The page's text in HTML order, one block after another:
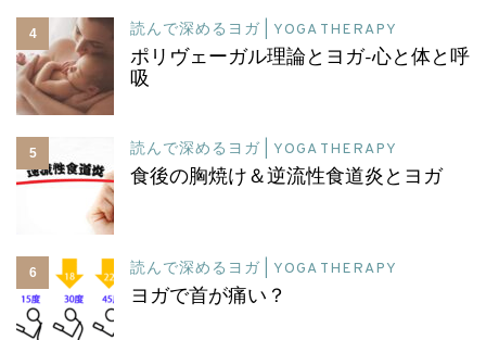
4 読んで深めるヨガ | YOGA THERAPY
ポリヴェーガル理論とヨガ-心と体と呼
吸
5 読んで深めるヨガ | YOGA THERAPY
食後の胸焼け＆逆流性食道炎とヨガ
6 読んで深めるヨガ | YOGA THERAPY
ヨガで首が痛い？